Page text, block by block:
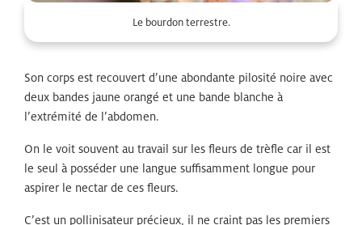
Le bourdon terrestre.
Son corps est recouvert d’une abondante pilosité noire avec
deux bandes jaune orangé et une bande blanche à
l’extrémité de l’abdomen.
On le voit souvent au travail sur les fleurs de trèfle car il est
le seul à posséder une langue suffisamment longue pour
aspirer le nectar de ces fleurs.
C’est un pollinisateur précieux, il ne craint pas les premiers